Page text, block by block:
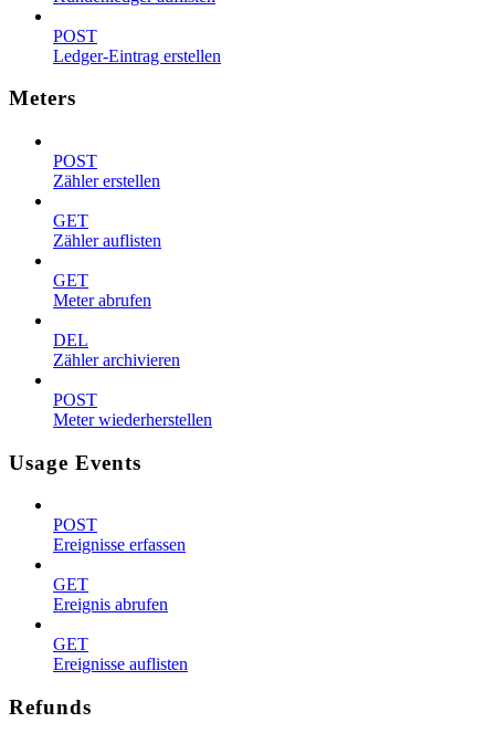
POST
Ledger-Eintrag erstellen
Meters
POST
Zähler erstellen
GET
Zähler auflisten
GET
Meter abrufen
DEL
Zähler archivieren
POST
Meter wiederherstellen
Usage Events
POST
Ereignisse erfassen
GET
Ereignis abrufen
GET
Ereignisse auflisten
Refunds